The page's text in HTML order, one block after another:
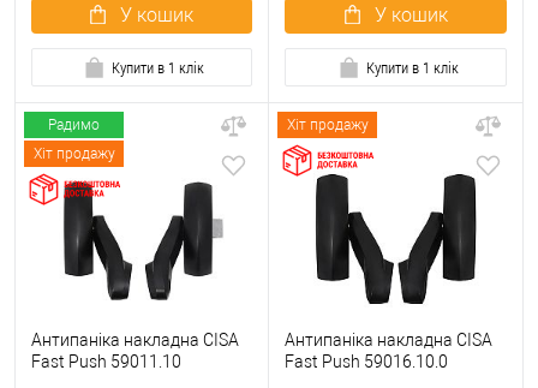
У кошик
Купити в 1 клік
У кошик
Купити в 1 клік
Радимо
Хіт продажу
Антипаніка накладна CISA
Fast Push 59011.10
Хіт продажу
Антипаніка накладна CISA
Fast Push 59016.10.0